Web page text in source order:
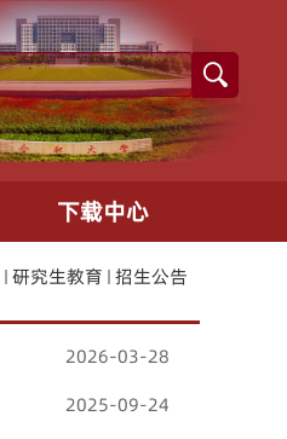
下载中心
研究生教育 招生公告
2026-03-28
2025-09-24